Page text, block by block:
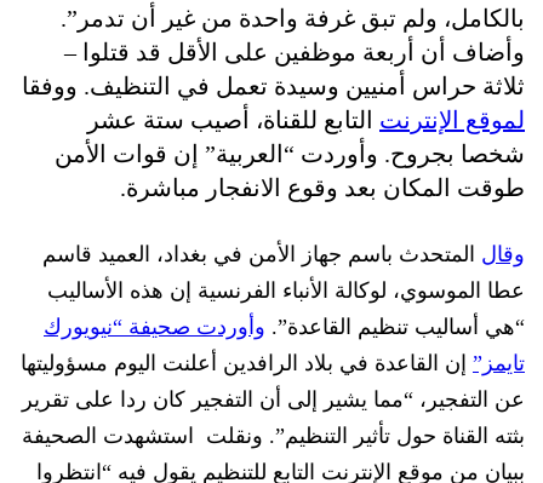
بالكامل، ولم تبق غرفة واحدة من غير أن تدمر”.
وأضاف أن أربعة موظفين على الأقل قد قتلوا –
ثلاثة حراس أمنيين وسيدة تعمل في التنظيف. ووفقا
لموقع الإنترنت التابع للقناة، أصيب ستة عشر
شخصا بجروح. وأوردت “العربية” إن قوات الأمن
طوقت المكان بعد وقوع الانفجار مباشرة.
وقال المتحدث باسم جهاز الأمن في بغداد، العميد قاسم
عطا الموسوي، لوكالة الأنباء الفرنسية إن هذه الأساليب
“هي أساليب تنظيم القاعدة”. وأوردت صحيفة “نيويورك
تايمز” إن القاعدة في بلاد الرافدين أعلنت اليوم مسؤوليتها
عن التفجير، “مما يشير إلى أن التفجير كان ردا على تقرير
بثته القناة حول تأثير التنظيم”. ونقلت
استشهدت الصحيفة
ببيان من موقع الإنترنت التابع للتنظيم يقول فيه “انتظروا